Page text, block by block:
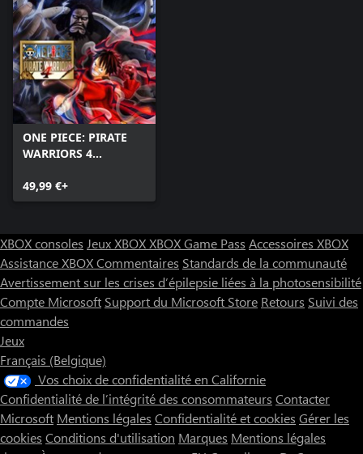
ONE PIECE: PIRATE
WARRIORS 4
49,99 €+
XBOX consoles Jeux XBOXXBOX Game Pass Accessoires XBOX
Assistance XBOXCommentaires Standards de la communauté
Avertissement sur les crises d’épilepsie liées à la photosensibilité
Compte Microsoft Support du Microsoft Store Retours Suivi des
commandes
Jeux
Français (Belgique)
Vos choix de confidentialité en Californie
Confidentialité de l’intégrité des consommateurs Contacter
Microsoft Mentions légales Confidentialité et cookies Gérer les
cookies Conditions d'utilisation Marques Mentions légales